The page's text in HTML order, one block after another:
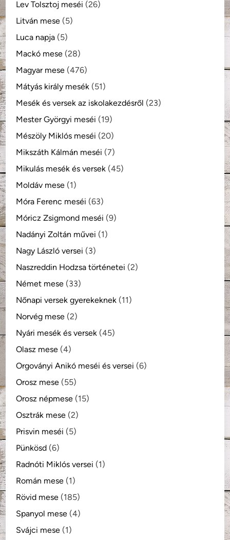
Lev Tolsztoj meséi (26)
Litván mese (5)
Luca napja (5)
Mackó mese (28)
Magyar mese (476)
Mátyás király mesék (51)
Mesék és versek az iskolakezdésről (23)
Mester Györgyi meséi (19)
Mészöly Miklós meséi (20)
Mikszáth Kálmán meséi (7)
Mikulás mesék és versek (45)
Moldáv mese (1)
Móra Ferenc meséi (63)
Móricz Zsigmond meséi (9)
Nadányi Zoltán művei (1)
Nagy László versei (3)
Naszreddin Hodzsa történetei (2)
Német mese (33)
Nőnapi versek gyerekeknek (11)
Norvég mese (2)
Nyári mesék és versek (45)
Olasz mese (4)
Orgoványi Anikó meséi és versei (6)
Orosz mese (55)
Orosz népmese (15)
Osztrák mese (2)
Prisvin meséi (5)
Pünkösd (6)
Radnóti Miklós versei (1)
Román mese (1)
Rövid mese (185)
Spanyol mese (4)
Svájci mese (1)